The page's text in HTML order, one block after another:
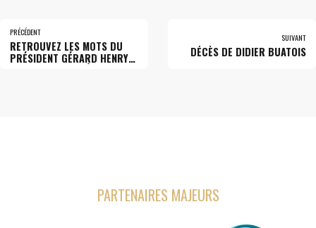
PRÉCÉDENT
RETROUVEZ LES MOTS DU
PRÉSIDENT GÉRARD HENRY
SUIVANT
DÉCÈS DE DIDIER BUATOIS
PARTENAIRES MAJEURS